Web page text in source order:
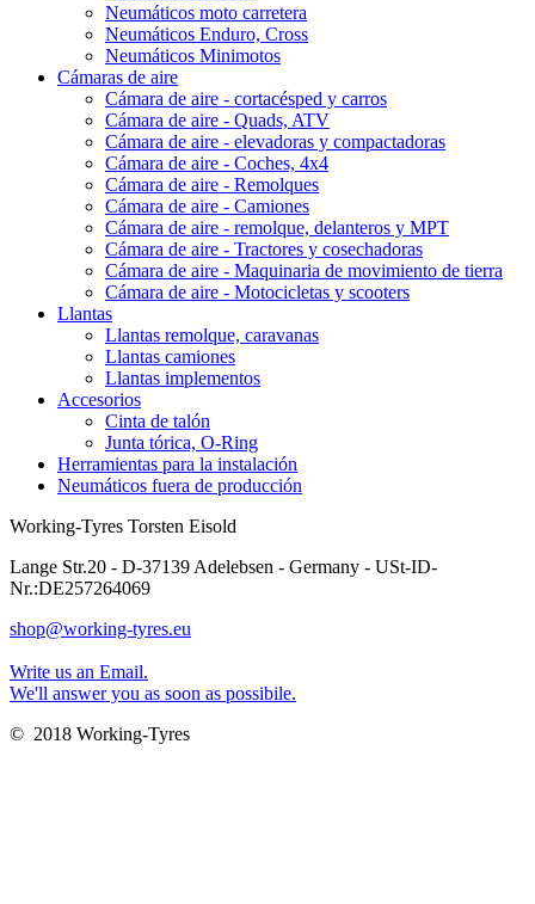
Neumáticos moto carretera
Neumáticos Enduro, Cross
Neumáticos Minimotos
Cámaras de aire
Cámara de aire - cortacésped y carros
Cámara de aire - Quads, ATV
Cámara de aire - elevadoras y compactadoras
Cámara de aire - Coches, 4x4
Cámara de aire - Remolques
Cámara de aire - Camiones
Cámara de aire - remolque, delanteros y MPT
Cámara de aire - Tractores y cosechadoras
Cámara de aire - Maquinaria de movimiento de tierra
Cámara de aire - Motocicletas y scooters
Llantas
Llantas remolque, caravanas
Llantas camiones
Llantas implementos
Accesorios
Cinta de talón
Junta tórica, O-Ring
Herramientas para la instalación
Neumáticos fuera de producción
Working-Tyres Torsten Eisold
Lange Str.20 - D-37139 Adelebsen - Germany - USt-ID-
Nr.:DE257264069
shop@working-tyres.eu
Write us an Email.
We'll answer you as soon as possibile.
© 2018 Working-Tyres